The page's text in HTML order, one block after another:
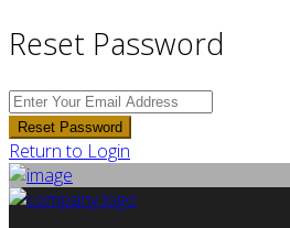
Reset Password
Reset Password
Return to Login